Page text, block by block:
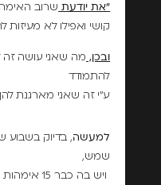
"את יודעת שרוב
קושי ואפילו לא מעיזות
ובכן, מה שאני עושה זה
להתמודד
ע"י זה שאני מארגנת להן
למעשה, בדיוק
שמש,
ויש בה